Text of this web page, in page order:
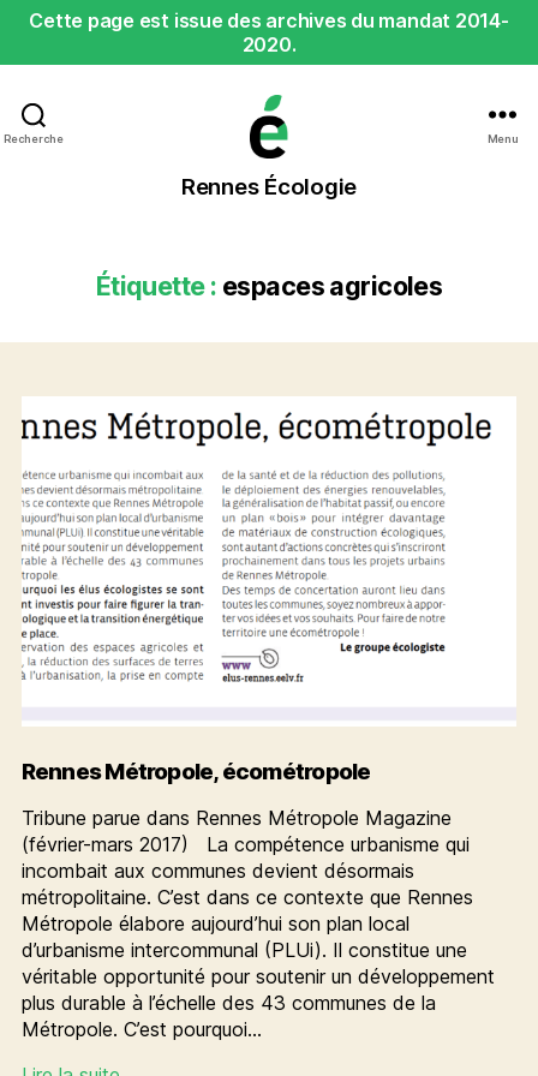
Cette page est issue des archives du mandat 2014-
2020.
Recherche
Rennes
Écologie
Rennes Écologie
Menu
Étiquette : espaces agricoles
Rennes Métropole, écométropole
Tribune parue dans Rennes Métropole Magazine
(février-mars 2017) La compétence urbanisme qui
incombait aux communes devient désormais
métropolitaine. C’est dans ce contexte que Rennes
Métropole élabore aujourd’hui son plan local
d’urbanisme intercommunal (PLUi). Il constitue une
véritable opportunité pour soutenir un développement
plus durable à l’échelle des 43 communes de la
Métropole. C’est pourquoi…